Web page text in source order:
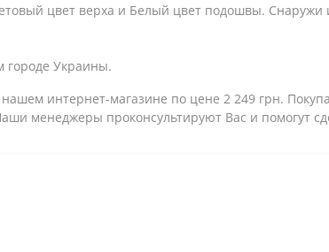
цвет верха и Белый цвет подошвы. Снаружи
городе Украины.
интернет-магазине по цене 2 249 грн.
менеджеры проконсультируют Вас и помогут